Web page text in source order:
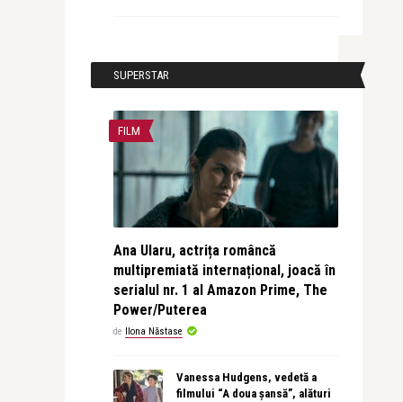
SUPERSTAR
FILM
Ana Ularu, actrița româncă
multipremiată internațional, joacă în
serialul nr. 1 al Amazon Prime, The
Power/Puterea
de Ilona Năstase
Vanessa Hudgens, vedetă a
filmului “A doua șansă”, alături